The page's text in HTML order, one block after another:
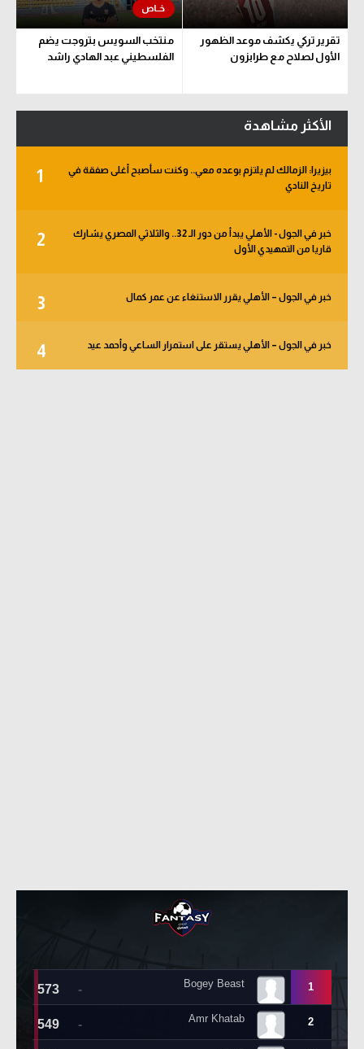
تقرير تركي يكشف موعد الظهور
الأول لصلاح مع طرابزون
منتخب السويس بتروجت يضم
الفلسطيني عبد الهادي راشد
الأكثر مشاهدة
1
بيزيرا: الزمالك لم يلتزم بوعده معي.. وكنت سأصبح أغلى صفقة في
تاريخ النادي
2
خبر في الجول - الأهلي يبدأ من دور الـ 32.. والثلاثي المصري يشارك
قاريا من التمهيدي الأول
3 خبر في الجول – الأهلي يقرر الاستنغاء عن عمر كمال
4 خبر في الجول – الأهلي يستقر على استمرار الساعي وأحمد عيد